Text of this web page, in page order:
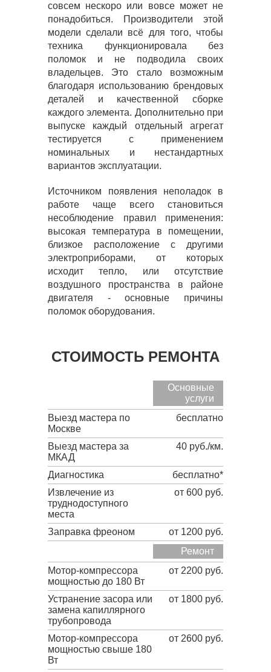
совсем нескоро или вовсе может не
понадобиться. Производители этой
модели сделали всё для того, чтобы
техника функционировала без
поломок и не подводила своих
владельцев. Это стало возможным
благодаря использованию брендовых
деталей и качественной сборке
каждого элемента. Дополнительно при
выпуске каждый отдельный агрегат
тестируется с применением
номинальных и нестандартных
вариантов эксплуатации.
Источником появления неполадок в
работе чаще всего становиться
несоблюдение правил применения:
высокая температура в помещении,
близкое расположение с другими
электроприборами, от которых
исходит тепло, или отсутствие
воздушного пространства в районе
двигателя - основные причины
поломок оборудования.
СТОИМОСТЬ РЕМОНТА
Основные
услуги
Выезд мастера по
Москве
бесплатно
Выезд мастера за
МКАД
40 руб./км.
Диагностика
бесплатно*
Извлечение из
труднодоступного
места
от 600 руб.
Заправка фреоном
от 1200 руб.
Ремонт
Мотор-компрессора
мощностью до 180 Вт
от 2200 руб.
Устранение засора или
замена капиллярного
трубопровода
от 1800 руб.
Мотор-компрессора
мощностью свыше 180
Вт
от 2600 руб.